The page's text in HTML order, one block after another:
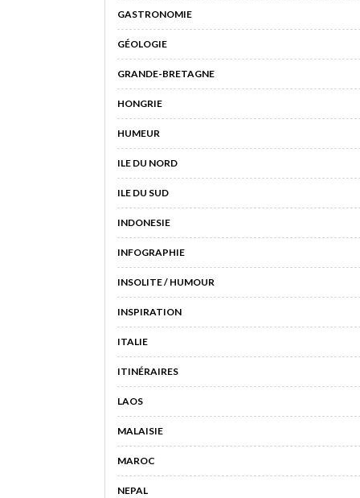
GASTRONOMIE
GÉOLOGIE
GRANDE-BRETAGNE
HONGRIE
HUMEUR
ILE DU NORD
ILE DU SUD
INDONESIE
INFOGRAPHIE
INSOLITE / HUMOUR
INSPIRATION
ITALIE
ITINÉRAIRES
LAOS
MALAISIE
MAROC
NEPAL